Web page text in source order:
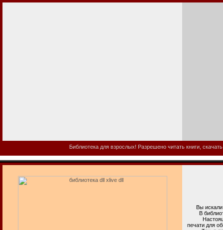
Библиотека для взрослых! Разрешено читать книги,
Вы искали
В
Настоящая
печати для